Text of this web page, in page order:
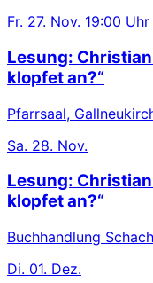
Fr. 27. Nov. 19:00 Uhr
Lesung:
klopfet an?“
Pfarrsaal,
Sa. 28. Nov.
Lesung:
klopfet an?“
Buchhandlung
Di. 01. Dez.